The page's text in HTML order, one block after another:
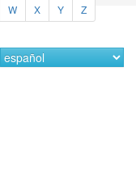
W X Y Z